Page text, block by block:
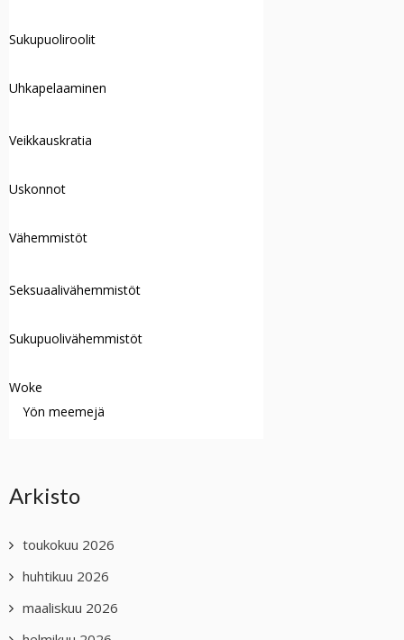
Sukupuoliroolit
Uhkapelaaminen
Veikkauskratia
Uskonnot
Vähemmistöt
Seksuaalivähemmistöt
Sukupuolivähemmistöt
Woke
Yön meemejä
Arkisto
toukokuu 2026
huhtikuu 2026
maaliskuu 2026